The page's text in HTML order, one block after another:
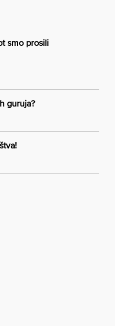
smo prosili
guruja?